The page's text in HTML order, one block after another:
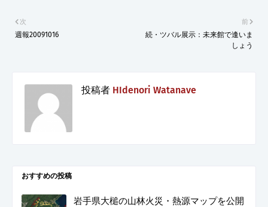
前
続・ツバル展示：未来館で逢いま
しょう
次
週報20091016
投稿者 HIdenori Watanave
おすすめの投稿
岩手県大槌の山林火災・熱源マップを公開